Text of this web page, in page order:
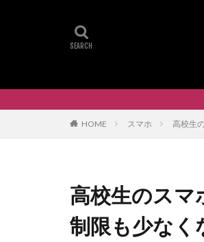
HOME スマホ 高校生
高校生のスマ
制限も少なく